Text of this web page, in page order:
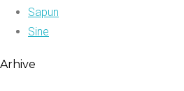
Sapun
Sine
Arhive